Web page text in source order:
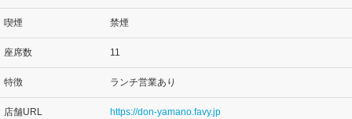
喫煙 禁煙
座席数 11
特徴 ランチ営業あり
店舗URL https://don-yamano.favy.jp